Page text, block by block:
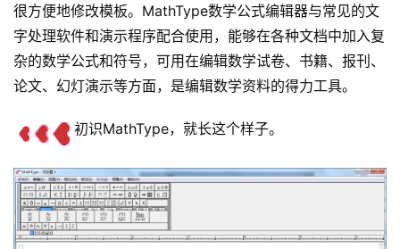
很方便地修改模板。MathType数学公式编辑器与常见的文
字处理软件和演示程序配合使用，能够在各种文档中加入复
杂的数学公式和符号，可用在编辑数学试卷、书籍、报刊、
论文、幻灯演示等方面，是编辑数学资料的得力工具。
初识MathType，就长这个样子。